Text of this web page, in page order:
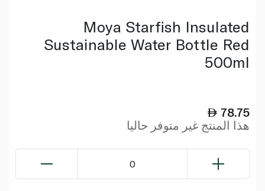
Moya Starfish Insulated
Sustainable Water Bottle Red
500ml
78.75
هذا المنتج غير متوفر حاليا
0